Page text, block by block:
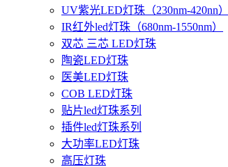
UV紫光LED灯珠（230nm-420nn）
IR红外led灯珠（680nm-1550nm）
双芯 三芯 LED灯珠
陶瓷LED灯珠
医美LED灯珠
COB LED灯珠
贴片led灯珠系列
插件led灯珠系列
大功率LED灯珠
高压灯珠